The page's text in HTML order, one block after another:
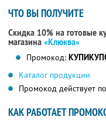
ЧТО ВЫ ПОЛУЧИТЕ
Скидка 10% на готовые
магазина «Клюква»
Промокод:
Каталог продукции
Промокод действует
КАК РАБОТАЕТ